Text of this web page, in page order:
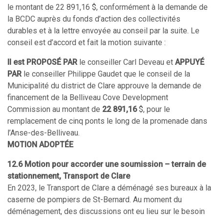
le montant de 22 891,16 $, conformément à la demande de
la BCDC auprès du fonds d’action des collectivités
durables et à la lettre envoyée au conseil par la suite. Le
conseil est d’accord et fait la motion suivante :
Il est PROPOSÉ PAR le conseiller Carl Deveau et APPUYÉ
PAR le conseiller Philippe Gaudet que le conseil de la
Municipalité du district de Clare approuve la demande de
financement de la Belliveau Cove Development
Commission au montant de 22 891,16$, pour le
remplacement de cinq ponts le long de la promenade dans
l’Anse-des-Belliveau.
MOTION ADOPTÉE
12.6 Motion pour accorder une soumission – terrain de
stationnement, Transport de Clare
En 2023, le Transport de Clare a déménagé ses bureaux à la
caserne de pompiers de St-Bernard. Au moment du
déménagement, des discussions ont eu lieu sur le besoin